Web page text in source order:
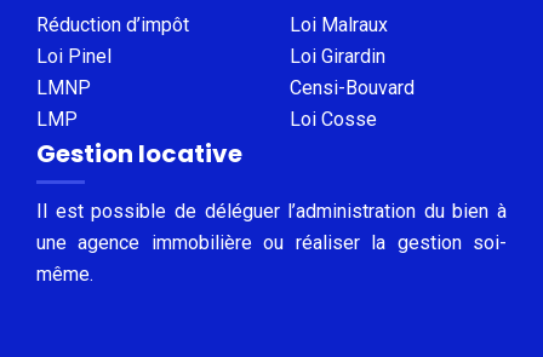
Réduction d’impôt
Loi Pinel
LMNP
LMP
Loi Malraux
Loi Girardin
Censi-Bouvard
Loi Cosse
Gestion locative
Il est possible de déléguer l’administration du bien à
une agence immobilière ou réaliser la gestion soi-
même.